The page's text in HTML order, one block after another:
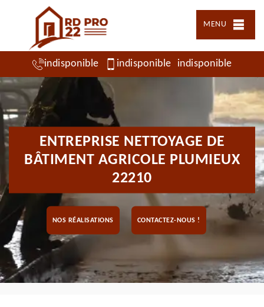
MENU
indisponible indisponible indisponible
ENTREPRISE NETTOYAGE DE
BÂTIMENT AGRICOLE PLUMIEUX
22210
NOS RÉALISATIONS CONTACTEZ-NOUS !